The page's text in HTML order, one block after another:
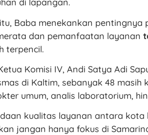
di lapangan.
Baba menekankan
dan pemanfaatan layanan
terpencil.
Komisi IV, Andi Satya Adi
di Kaltim, sebanyak 48
umum, analis laboratorium,
kualitas layanan antara
jangan hanya fokus di